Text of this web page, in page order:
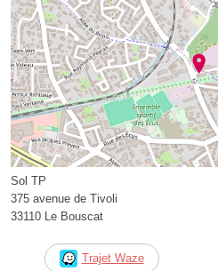
Sol TP
375 avenue de Tivoli
33110 Le Bouscat
Trajet Waze